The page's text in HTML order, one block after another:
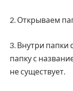
2. Открываем
3. Внутри папки
папку с
не существует.